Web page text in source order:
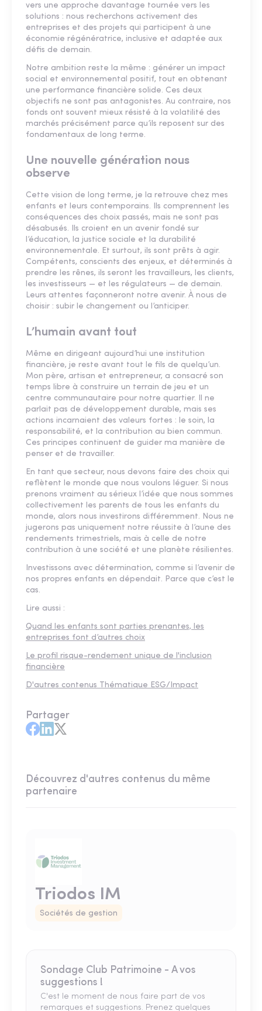
vers une approche davantage tournée vers les
solutions : nous recherchons activement des
entreprises et des projets qui participent à une
économie régénératrice, inclusive et adaptée aux
défis de demain.
Notre ambition reste la même : générer un impact
social et environnemental positif, tout en obtenant
une performance financière solide. Ces deux
objectifs ne sont pas antagonistes. Au contraire, nos
fonds ont souvent mieux résisté à la volatilité des
marchés précisément parce qu’ils reposent sur des
fondamentaux de long terme.
Une nouvelle génération nous
observe
Cette vision de long terme, je la retrouve chez mes
enfants et leurs contemporains. Ils comprennent les
conséquences des choix passés, mais ne sont pas
désabusés. Ils croient en un avenir fondé sur
l’éducation, la justice sociale et la durabilité
environnementale. Et surtout, ils sont prêts à agir.
Compétents, conscients des enjeux, et déterminés à
prendre les rênes, ils seront les travailleurs, les clients,
les investisseurs — et les régulateurs — de demain.
Leurs attentes façonneront notre avenir. À nous de
choisir : subir le changement ou l’anticiper.
L’humain avant tout
Même en dirigeant aujourd’hui une institution
financière, je reste avant tout le fils de quelqu’un.
Mon père, artisan et entrepreneur, a consacré son
temps libre à construire un terrain de jeu et un
centre communautaire pour notre quartier. Il ne
parlait pas de développement durable, mais ses
actions incarnaient des valeurs fortes : le soin, la
responsabilité, et la contribution au bien commun.
Ces principes continuent de guider ma manière de
penser et de travailler.
En tant que secteur, nous devons faire des choix qui
reflètent le monde que nous voulons léguer. Si nous
prenons vraiment au sérieux l’idée que nous sommes
collectivement les parents de tous les enfants du
monde, alors nous investirons différemment. Nous ne
jugerons pas uniquement notre réussite à l’aune des
rendements trimestriels, mais à celle de notre
contribution à une société et une planète résilientes.
Investissons avec détermination, comme si l’avenir de
nos propres enfants en dépendait. Parce que c’est le
cas.
Lire aussi :
Quand les enfants sont parties prenantes, les
entreprises font d’autres choix
Le profil risque-rendement unique de l'inclusion
financière
D'autres contenus Thématique ESG/Impact
Partager
Découvrez d'autres contenus du même
partenaire
Triodos IM
Sociétés de gestion
Sondage Club Patrimoine - A vos
suggestions !
C'est le moment de nous faire part de vos
remarques et suggestions. Prenez quelques